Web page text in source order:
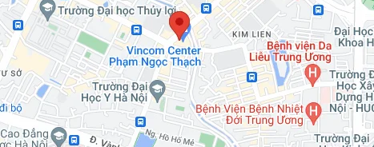
Lê/Tết sau:Tháng 1 ( Ngày 1); Tháng 4 (Ngày 30); Tháng 5 (Ngày
tiết.